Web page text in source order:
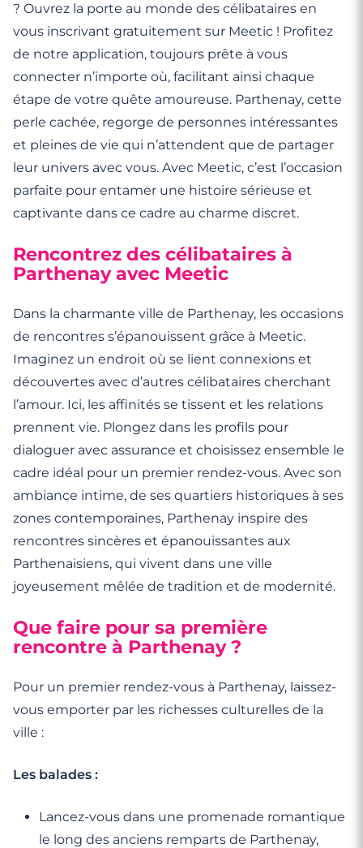
? Ouvrez la porte au monde des célibataires en
vous inscrivant gratuitement sur Meetic ! Profitez
de notre application, toujours prête à vous
connecter n’importe où, facilitant ainsi chaque
étape de votre quête amoureuse. Parthenay, cette
perle cachée, regorge de personnes intéressantes
et pleines de vie qui n’attendent que de partager
leur univers avec vous. Avec Meetic, c’est l’occasion
parfaite pour entamer une histoire sérieuse et
captivante dans ce cadre au charme discret.
Rencontrez des célibataires à
Parthenay avec Meetic
Dans la charmante ville de Parthenay, les occasions
de rencontres s’épanouissent grâce à Meetic.
Imaginez un endroit où se lient connexions et
découvertes avec d’autres célibataires cherchant
l’amour. Ici, les affinités se tissent et les relations
prennent vie. Plongez dans les profils pour
dialoguer avec assurance et choisissez ensemble le
cadre idéal pour un premier rendez-vous. Avec son
ambiance intime, de ses quartiers historiques à ses
zones contemporaines, Parthenay inspire des
rencontres sincères et épanouissantes aux
Parthenaisiens, qui vivent dans une ville
joyeusement mêlée de tradition et de modernité.
Que faire pour sa première
rencontre à Parthenay ?
Pour un premier rendez-vous à Parthenay, laissez-
vous emporter par les richesses culturelles de la
ville :
Les balades :
Lancez-vous dans une promenade romantique
le long des anciens remparts de Parthenay,